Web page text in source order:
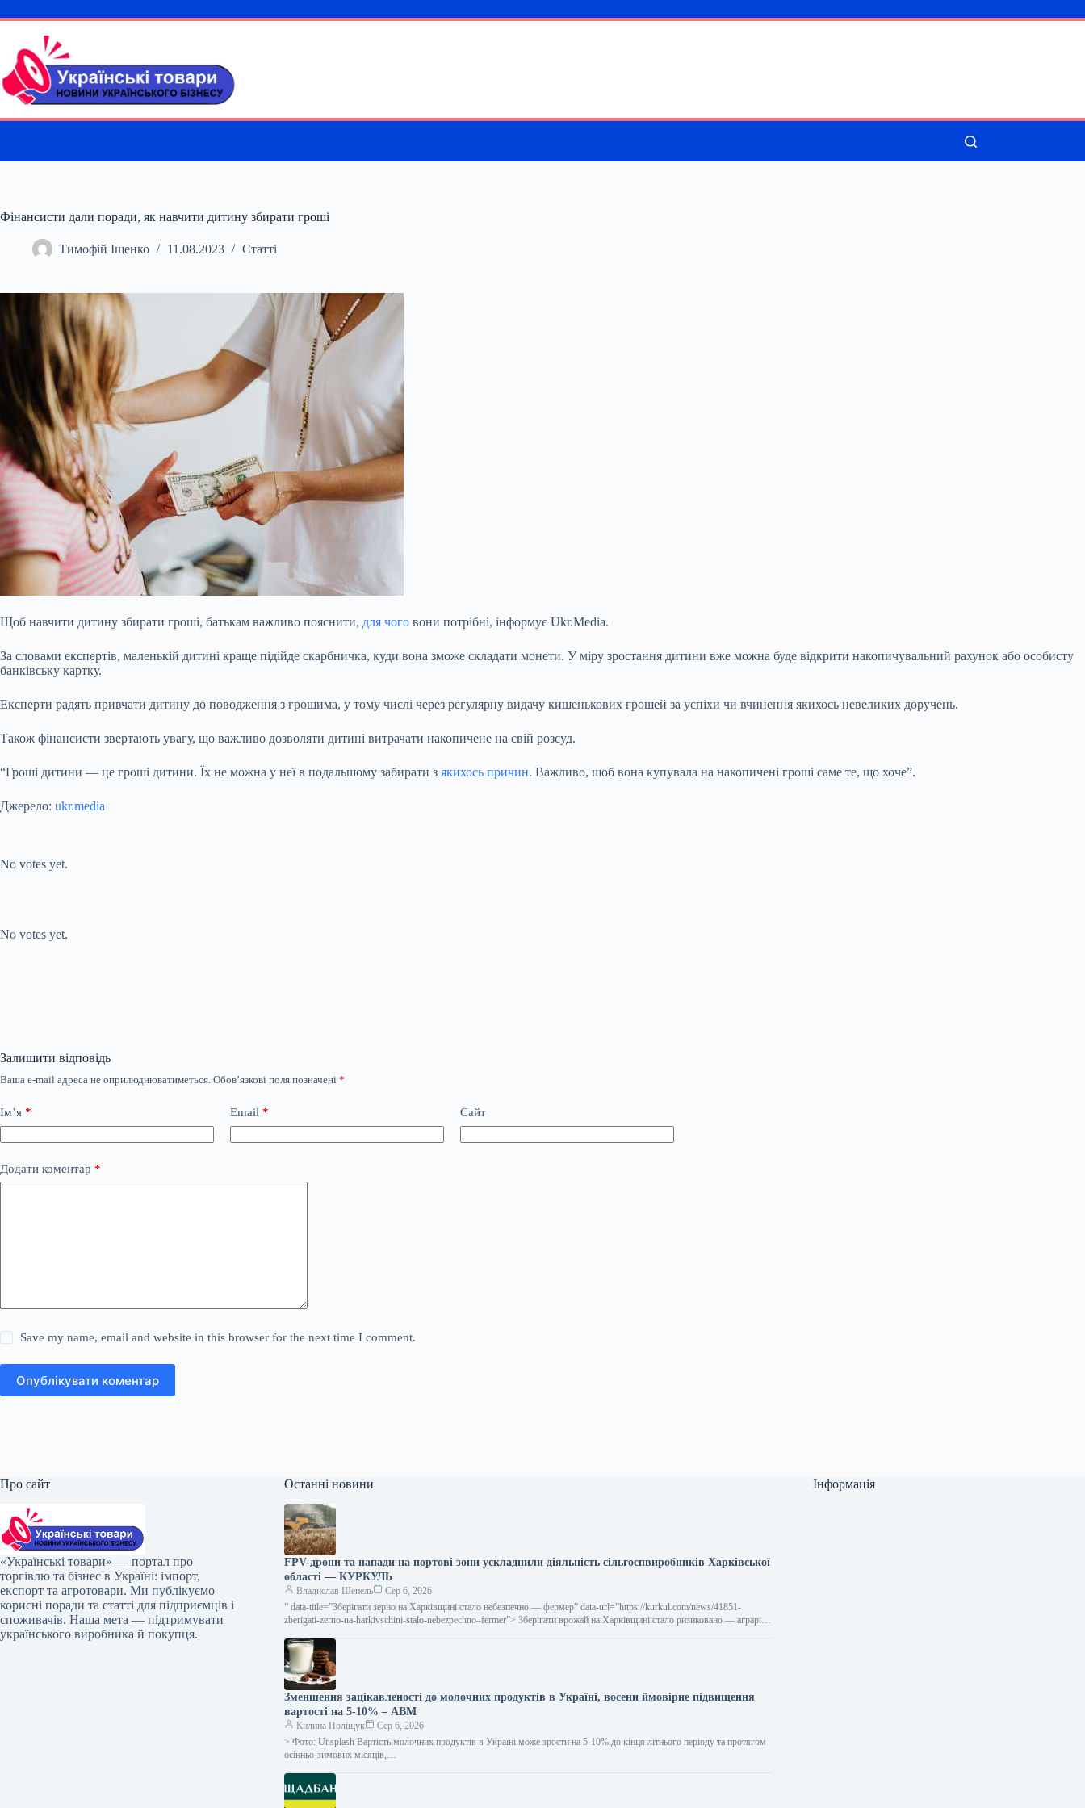
до
Фінансисти дали поради, як навчити дитину збирати гроші
Тимофій Іщенко 11.08.2023 Статті
Щоб навчити дитину збирати гроші, батькам важливо пояснити, для чого вони потрібні, інформує Ukr.Media.
За словами експертів, маленькій дитині краще підійде скарбничка, куди вона зможе складати монети. У міру зростання дитини вже можна буде відкрити накопичувальний рахунок або особисту
банківську картку.
Експерти радять привчати дитину до поводження з грошима, у тому числі через регулярну видачу кишенькових грошей за успіхи чи вчинення якихось невеликих доручень.
Також фінансисти звертають увагу, що важливо дозволяти дитині витрачати накопичене на свій розсуд.
“Гроші дитини — це гроші дитини. Їх не можна у неї в подальшому забирати з якихось причин. Важливо, щоб вона купувала на накопичені гроші саме те, що хоче”.
Джерело: ukr.media
No votes yet.
No votes yet.
Залишити відповідь
Ваша e-mail адреса не оприлюднюватиметься. Обов’язкові поля позначені *
Ім’я * Email * Сайт
Додати коментар *
Save my name, email and website in this browser for the next time I comment.
Опублікувати коментар
Про сайт
«Українські товари» — портал про
торгівлю та бізнес в Україні: імпорт,
експорт та агротовари. Ми публікуємо
корисні поради та статті для підприємців і
споживачів. Наша мета — підтримувати
українського виробника й покупця.
Останні новини
FPV-дрони та напади на портові зони ускладнили діяльність сільгоспвиробників Харківської
області — КУРКУЛЬ
Владислав Шепель
Сер 6, 2026
” data-title=”Зберігати зерно на Харківщині стало небезпечно — фермер” data-url=”https://kurkul.com/news/41851-
zberigati-zerno-na-harkivschini-stalo-nebezpechno–fermer”> Зберігати врожай на Харківщині стало ризиковано — аграрій
Зменшення зацікавленості до молочних продуктів в Україні, восени ймовірне підвищення
вартості на 5-10% – АВМ
Килина Поліщук
Сер 6, 2026
> Фото: Unsplash Вартість молочних продуктів в Україні може зрости на 5-10% до кінця літнього періоду та протягом
осінньо-зимових місяців,…
Інформація